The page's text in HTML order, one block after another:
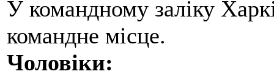
У командному заліку
командне місце.
Чоловіки: